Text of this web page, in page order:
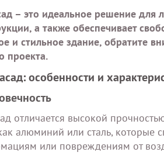
– это идеальное решение для
а также обеспечивает
и стильное здание, обратите
проекта.
особенности и
отличается высокой
алюминий или сталь, которые
или повреждениям от